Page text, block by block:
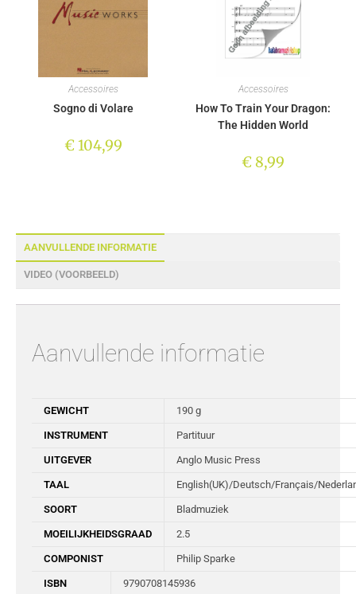
AANVULLENDE INFORMATIE
VIDEO (VOORBEELD)
Aanvullende informatie
GEWICHT 190 g
INSTRUMENT Partituur
UITGEVER Anglo Music Press
TAAL English(UK)/Deutsch/Français/
SOORT Bladmuziek
MOEILIJKHEIDSGRAAD 2.5
COMPONIST Philip Sparke
ISBN 9790708145936
Accessoires
Sogno di Volare
€104,99
Accessoires
How To Train Your Dragon:
The Hidden World
€ 8,99